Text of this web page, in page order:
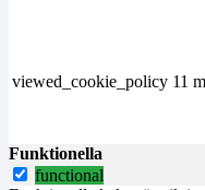
viewed_cookie_policy 11
Funktionella
functional